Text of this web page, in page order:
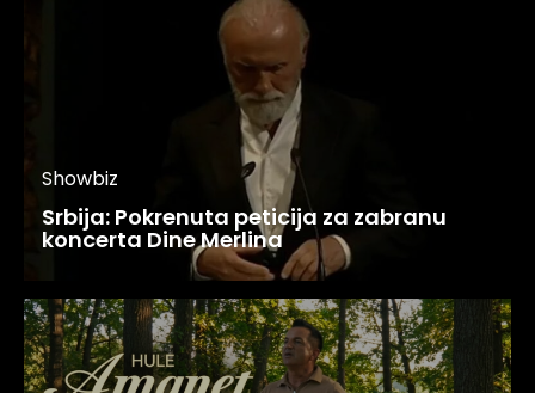
Showbiz
Srbija: Pokrenuta peticija za zabranu
koncerta Dine Merlina